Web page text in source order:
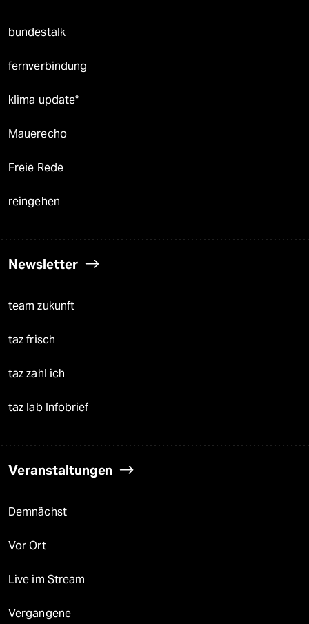
bundestalk
fernverbindung
klima update°
Mauerecho
Freie Rede
reingehen
Newsletter
team zukunft
taz frisch
taz zahl ich
taz lab Infobrief
Veranstaltungen
Demnächst
Vor Ort
Live im Stream
Vergangene